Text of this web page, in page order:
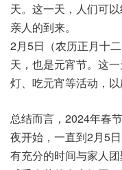
天。这一天，人们可
亲人的到来。
2月5日（农历正月十
天，也是元宵节。这
灯、吃元宵等活动，以
总结而言，2024年春
夜开始，一直到2月5
有充分的时间与家人